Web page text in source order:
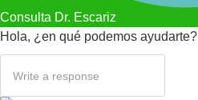
Consulta Dr. Escariz
Hola, ¿en qué podemos ayudarte?